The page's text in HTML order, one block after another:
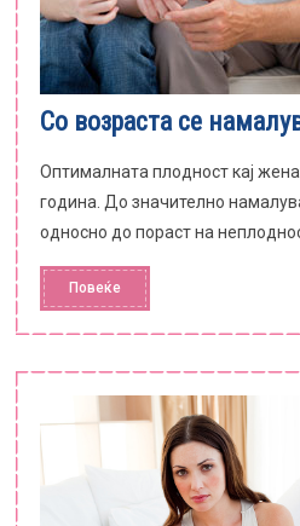
Со возраста се
Оптималната плодност кај
година. До значително
односно до пораст на
Повеќе